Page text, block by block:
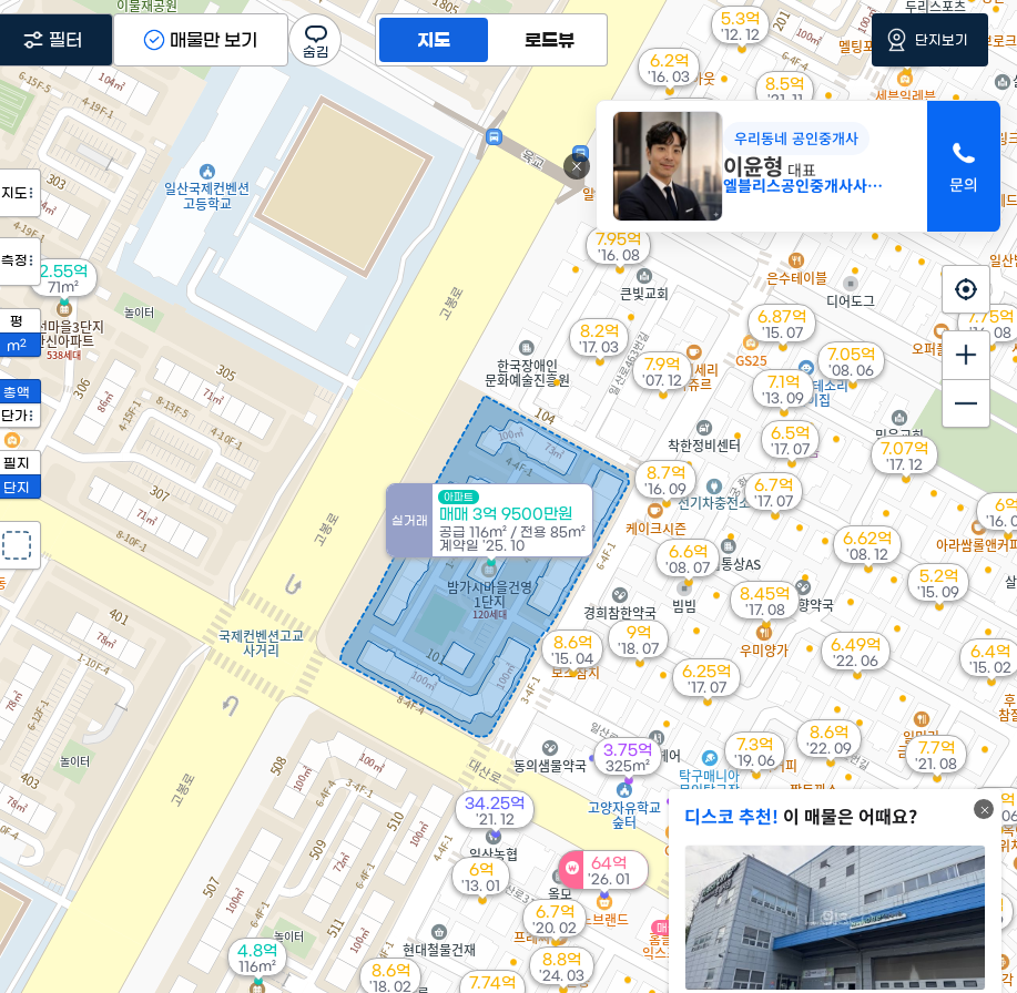
2.55억
71m²
64억
'26. 01
32.7억
'15. 09
매물
4.8억
116m²
실거래
아파트
매매 3억 9500만원
공급 116m² / 전용 85m²
계약일 '25. 10
8.8억
'24. 03
12.72억
'24. 01
8.6억
'22. 09
6.49억
'22. 06
34.25억
'21. 12
8.5억
'21. 11
7.7억
'21. 08
8.8억
'21. 06
8억
'21. 06
3.75억
325m²
8.18억
'20. 09
6.7억
'20. 02
1.5억
135m²
7.3억
'19. 06
9억
'18. 07
8.6억
'18. 02
7.07억
'17. 12
7.74억
8.45억
'17. 08
6.5억
'17. 07
6.7억
'17. 07
6.25억
'17. 07
8.2억
'17. 03
8.7억
'16. 09
1.45억
152m²
7.95억
'16. 08
7.75억
'16. 08
6.2억
'16. 03
6
'16.
5.5억
7.8억
'15. 10
5.2억
'15. 09
6.87억
'15. 07
8.6억
'15. 04 6.4억
'15. 02
7.1억
'13. 09
7.1억
'13.
6억
'13. 01
5.3억
'12. 12
6.62억
'08. 12
6.6억
'08. 07
5.29억
'08. 07
7.05억
'08. 06
7.9억
'07. 12
디스코 추천! 이 매물은 어때요?
우리동네 공인중개사
이윤형 대표
엘블리스공인중개사사무소
지도 로드뷰
지도
측정
평
m2
총액
단가
필지
단지
필터 매물만 보기 단지보기